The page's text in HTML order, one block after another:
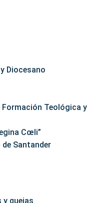
Diocesano
Formación Teológica y
Cœli”
Santander
y quejas